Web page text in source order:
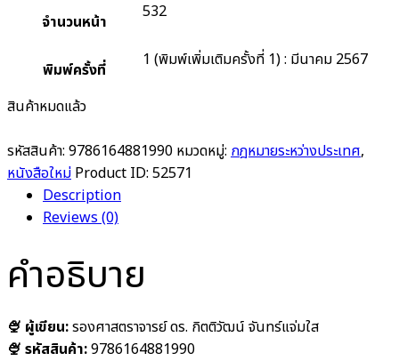
จำนวนหน้า 532
พิมพ์ครั้งที่ 1 (พิมพ์เพิ่มเติมครั้งที่ 1) : มีนาคม 2567
สินค้าหมดแล้ว
รหัสสินค้า: 9786164881990 หมวดหมู่: กฎหมายระหว่างประเทศ,
หนังสือใหม่ Product ID: 52571
Description
Reviews (0)
คำอธิบาย
🍨 ผู้เขียน:รองศาสตราจารย์ ดร. กิตติวัฒน์ จันทร์แจ่มใส
🍨 รหัสสินค้า:9786164881990